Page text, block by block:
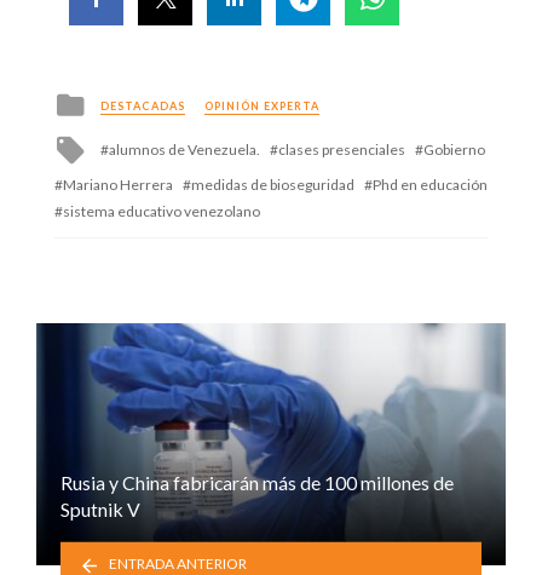
Posted
in
DESTACADAS OPINIÓN EXPERTA
Tagged
alumnos de Venezuela. clases presenciales
Gobierno
Mariano Herrera
medidas de bioseguridad
Phd en educación
sistema educativo venezolano
Rusia y China fabricarán más de 100 millones de
Sputnik V
ENTRADA ANTERIOR